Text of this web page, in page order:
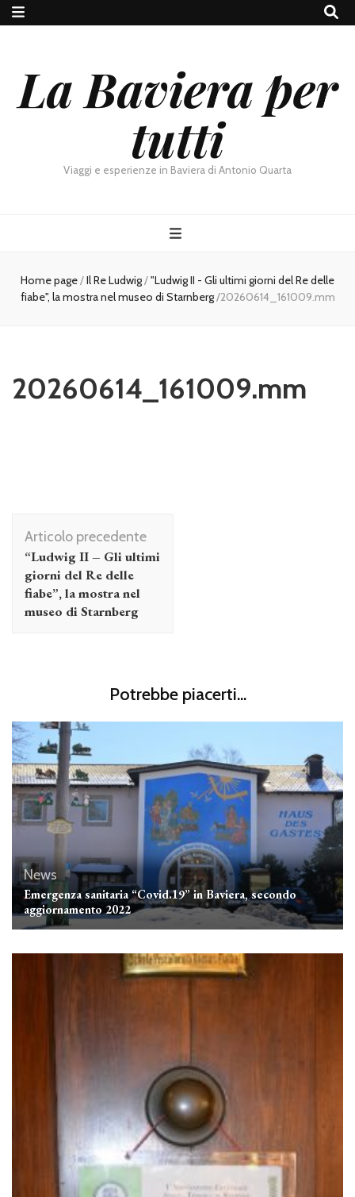
La Baviera per
tutti
Viaggi e esperienze in Baviera di Antonio Quarta
Home page/Il Re Ludwig/"Ludwig II - Gli ultimi giorni del Re delle
fiabe", la mostra nel museo di Starnberg/20260614_161009.mm
20260614_161009.mm
Navigazione
articolo
Articolo precedente
“Ludwig II – Gli ultimi
giorni del Re delle
fiabe”, la mostra nel
museo di Starnberg
Potrebbe piacerti...
News
Emergenza sanitaria “Covid.19” in Baviera, secondo
aggiornamento 2022